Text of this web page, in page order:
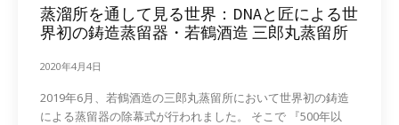
蒸溜所を通して見る世界：DNAと匠による世
界初の鋳造蒸留器・若鶴酒造 三郎丸蒸留所
2020年4月4日
2019年6月、若鶴酒造の三郎丸蒸留所において世界初の鋳造
による蒸留器の除幕式が行われました。 そこで 『500年以